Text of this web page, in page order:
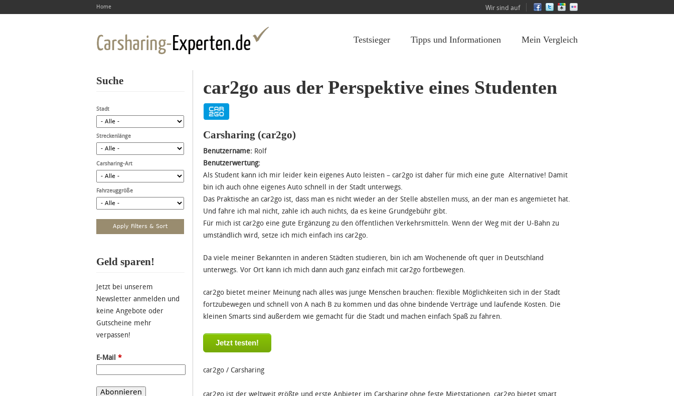
Home Wir sind auf
Testsieger Tipps und Informationen Mein Vergleich
car2go aus der Perspektive eines Studenten
Carsharing (car2go)
Benutzername: Rolf
Benutzerwertung:
Als Student kann ich mir leider kein eigenes Auto leisten – car2go ist daher für mich eine gute Alternative! Damit
bin ich auch ohne eigenes Auto schnell in der Stadt unterwegs.
Das Praktische an car2go ist, dass man es nicht wieder an der Stelle abstellen muss, an der man es angemietet hat.
Und fahre ich mal nicht, zahle ich auch nichts, da es keine Grundgebühr gibt.
Für mich ist car2go eine gute Ergänzung zu den öffentlichen Verkehrsmitteln. Wenn der Weg mit der U-Bahn zu
umständlich wird, setze ich mich einfach ins car2go.
Da viele meiner Bekannten in anderen Städten studieren, bin ich am Wochenende oft quer in Deutschland
unterwegs. Vor Ort kann ich mich dann auch ganz einfach mit car2go fortbewegen.
car2go bietet meiner Meinung nach alles was junge Menschen brauchen: flexible Möglichkeiten sich in der Stadt
fortzubewegen und schnell von A nach B zu kommen und das ohne bindende Verträge und laufende Kosten. Die
kleinen Smarts sind außerdem wie gemacht für die Stadt und machen einfach Spaß zu fahren.
Jetzt testen!
car2go / Carsharing
car2go ist der weltweit größte und erste Anbieter im Carsharing ohne feste Mietstationen. car2go bietet smart
Suche
Stadt
Streckenlänge
Carsharing-Art
Fahrzeuggröße
Geld sparen!
Jetzt bei unserem
Newsletter anmelden und
keine Angebote oder
Gutscheine mehr
verpassen!
E-Mail *